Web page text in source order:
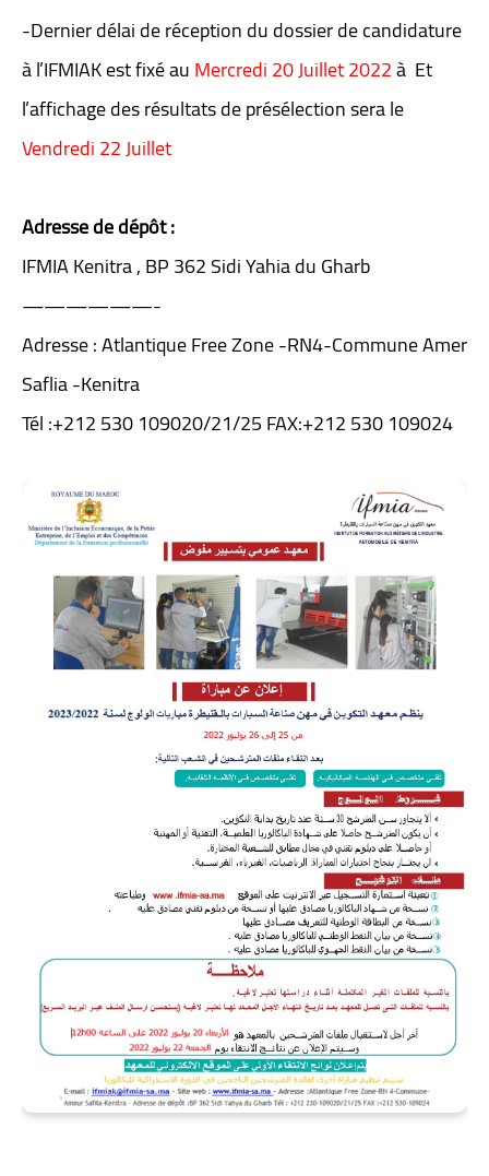
-Dernier délai de réception du dossier de candidature
à l’IFMIAK est fixé auMercredi 20 Juillet 2022à Et
l’affichage des résultats de présélection sera le
Vendredi 22 Juillet
Adresse de dépôt :
IFMIA Kenitra , BP 362 Sidi Yahia du Gharb
——————-
Adresse : Atlantique Free Zone -RN4-Commune Amer
Saflia -Kenitra
Tél :+212 530 109020/21/25 FAX:+212 530 109024